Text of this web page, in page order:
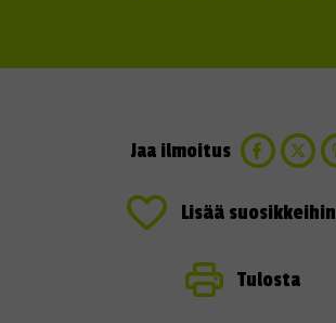
Jaa ilmoitus
Lisää suosikkeihin
Tulosta